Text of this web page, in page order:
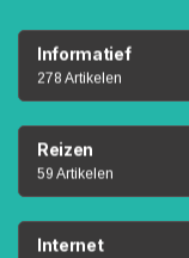
Informatief
278 Artikelen
Reizen
59 Artikelen
Internet